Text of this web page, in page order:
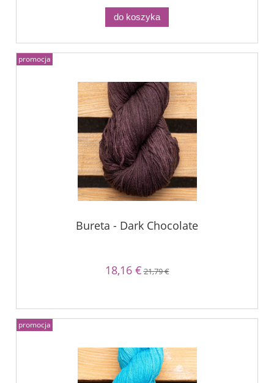
do koszyka
Bureta - Dark Chocolate
18,16 €21,79 €
promocja
promocja